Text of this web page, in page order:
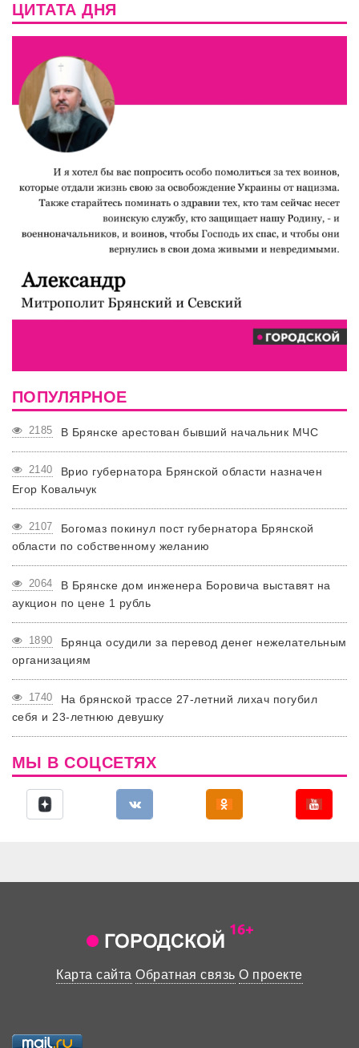
ЦИТАТА ДНЯ
ПОПУЛЯРНОЕ
2185 В Брянске арестован бывший начальник МЧС
2140
Врио губернатора Брянской области назначен
Егор Ковальчук
2107
Богомаз покинул пост губернатора Брянской
области по собственному желанию
2064
В Брянске дом инженера Боровича выставят на
аукцион по цене 1 рубль
1890
Брянца осудили за перевод денег нежелательным
организациям
1740
На брянской трассе 27-летний лихач погубил
себя и 23-летнюю девушку
МЫ В СОЦСЕТЯХ
Карта сайта Обратная связь О проекте